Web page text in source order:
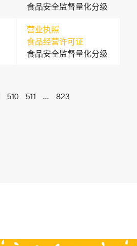
食品安全监督量化分级
营业执照
食品经营许可证
食品安全监督量化分级
510 511 ... 823